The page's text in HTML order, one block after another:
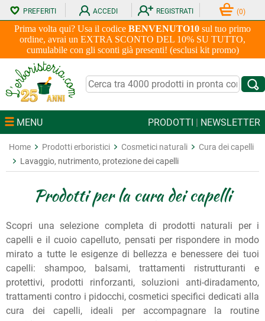
Prima volta qui? Usa il codice BENVENUTO10 sul tuo primo
ordine, avrai un EXTRA SCONTO DEL 10% SU TUTTO,
cumulabile con gli sconti già presenti! (esclusi kit promo)
PREFERITI ACCEDI REGISTRATI (0)
MENU PRODOTTI | NEWSLETTER
Home Prodotti erboristici Cosmetici naturali
Cura dei capelli
Lavaggio, nutrimento, protezione dei capelli
Prodotti per la cura dei capelli
Scopri una selezione completa di prodotti naturali per i
capelli e il cuoio capelluto, pensati per rispondere in modo
mirato a tutte le esigenze di bellezza e benessere dei tuoi
capelli: shampoo, balsami, trattamenti ristrutturanti e
protettivi, prodotti rinforzanti, soluzioni anti-diradamento,
trattamenti contro i pidocchi, cosmetici specifici dedicati alla
cura dei capelli, ideali per accompagnare la routine